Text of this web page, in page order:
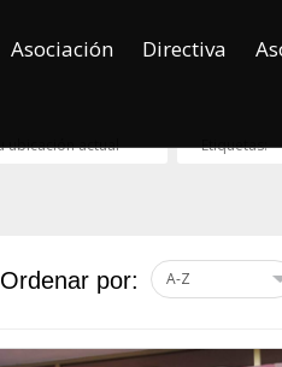
Asociación Directiva
Ordenar por: